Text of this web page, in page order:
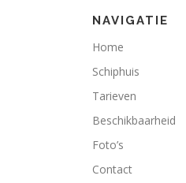
NAVIGATIE
Home
Schiphuis
Tarieven
Beschikbaarheid
Foto’s
Contact